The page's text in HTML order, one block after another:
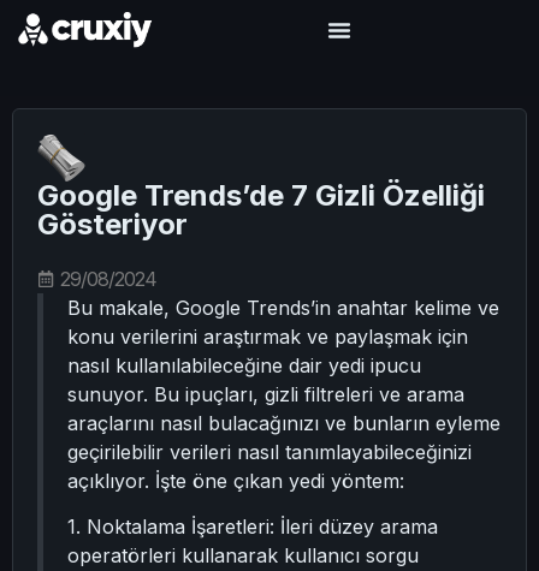
Google Trends’de 7 Gizli Özelliği
Gösteriyor
29/08/2024
Bu makale, Google Trends’in anahtar kelime ve
konu verilerini araştırmak ve paylaşmak için
nasıl kullanılabileceğine dair yedi ipucu
sunuyor. Bu ipuçları, gizli filtreleri ve arama
araçlarını nasıl bulacağınızı ve bunların eyleme
geçirilebilir verileri nasıl tanımlayabileceğinizi
açıklıyor. İşte öne çıkan yedi yöntem:
1. Noktalama İşaretleri: İleri düzey arama
operatörleri kullanarak kullanıcı sorgu